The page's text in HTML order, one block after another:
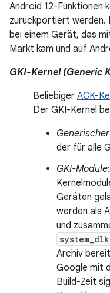
Android 12-Funktionen
zurückportiert werden.
bei einem Gerät, das
Markt kam und auf
GKI-Kernel (Generic
Beliebiger ACK-
Der GKI-Kernel
der für alle
GKI-Module
Geräten
werden als
und
Archiv
Google mit
Build-Zeit